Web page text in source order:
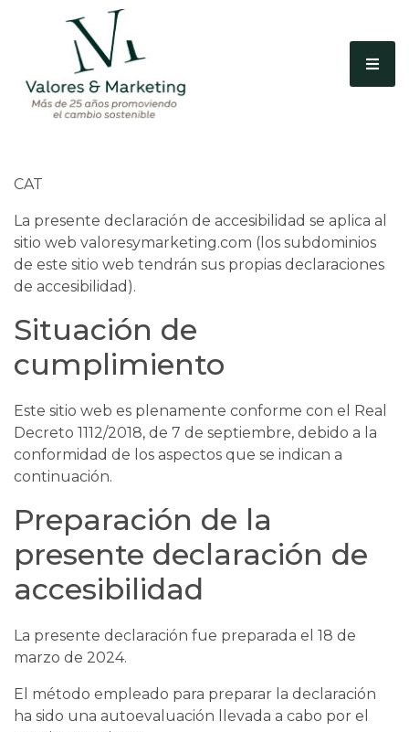
CAT
La presente declaración de accesibilidad se aplica al
sitio web valoresymarketing.com (los subdominios
de este sitio web tendrán sus propias declaraciones
de accesibilidad).
Situación de
cumplimiento
Este sitio web es plenamente conforme con el Real
Decreto 1112/2018, de 7 de septiembre, debido a la
conformidad de los aspectos que se indican a
continuación.
Preparación de la
presente declaración de
accesibilidad
La presente declaración fue preparada el 18 de
marzo de 2024.
El método empleado para preparar la declaración
ha sido una autoevaluación llevada a cabo por el